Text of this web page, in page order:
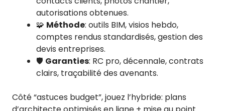
autorisations obtenues.
🧩 Méthode: outils BIM, visios hebdo,
comptes rendus standardisés, gestion des
devis entreprises.
🛡️ Garanties: RC pro, décennale, contrats
clairs, traçabilité des avenants.
Côté “astuces budget”, jouez l’hybride: plans